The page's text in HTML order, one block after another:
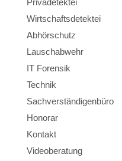
Privadetektei
Wirtschaftsdetektei
Abhörschutz
Lauschabwehr
IT Forensik
Technik
Sachverständigenbüro
Honorar
Kontakt
Videoberatung